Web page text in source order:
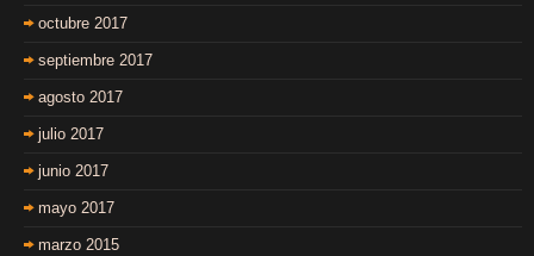
octubre 2017
septiembre 2017
agosto 2017
julio 2017
junio 2017
mayo 2017
marzo 2015